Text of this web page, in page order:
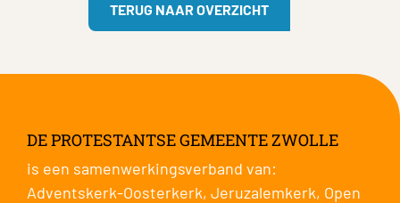
TERUG NAAR OVERZICHT
DE PROTESTANTSE GEMEENTE ZWOLLE
is een samenwerkingsverband van:
Adventskerk-Oosterkerk, Jeruzalemkerk, Open